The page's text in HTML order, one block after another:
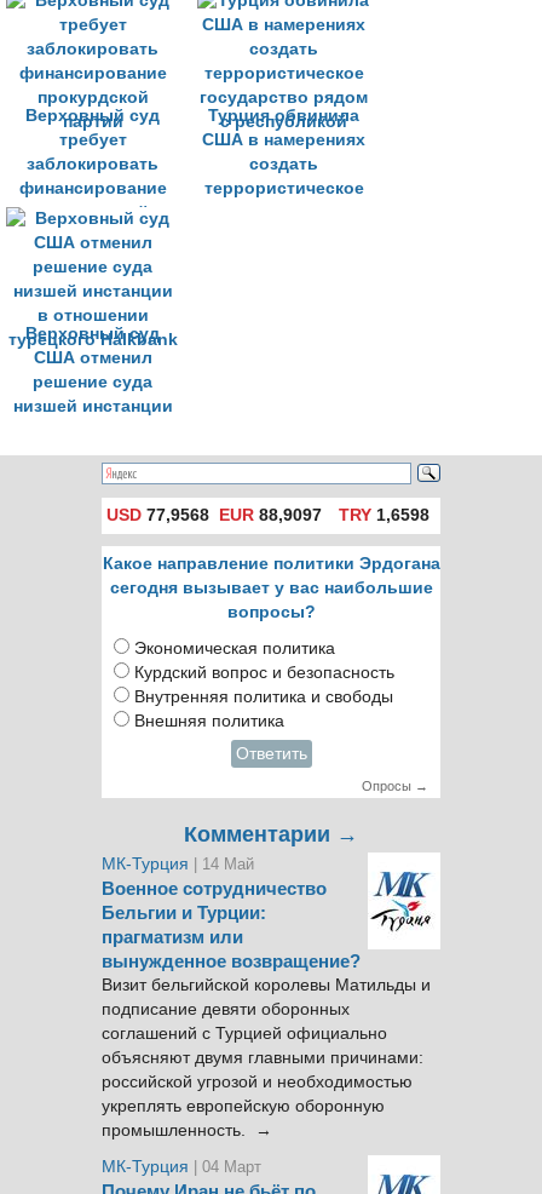
Эрдогана
Верховный суд
требует
заблокировать
финансирование
прокурдской
партии
Турция обвинила
США в намерениях
создать
террористическое
Верховный суд
США отменил
решение суда
низшей инстанции
турецкого Halkbank
USD 77,9568 EUR 88,9097 TRY1,6598
Какое направление политики Эрдогана
сегодня вызывает у вас наибольшие
вопросы?
Экономическая политика
Курдский вопрос и безопасность
Внутренняя политика и свободы
Внешняя политика
Ответить
Опросы →
Комментарии →
МК-Турция | 14 Май
Военное сотрудничество
Бельгии и Турции:
прагматизм или
вынужденное возвращение?
Визит бельгийской королевы Матильды и
подписание девяти оборонных
соглашений с Турцией официально
объясняют двумя главными причинами:
российской угрозой и необходимостью
укреплять европейскую оборонную
промышленность. →
МК-Турция
| 04 Март